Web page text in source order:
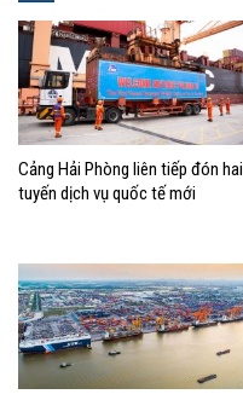
Cảng Hải Phòng liên tiếp đón hai
tuyến dịch vụ quốc tế mới